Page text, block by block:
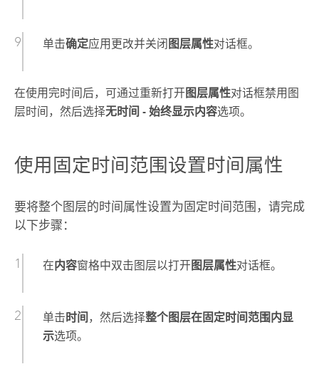
单击确定应用更改并关闭 图层属性对话框。
在使用完时间后，可通过重新打开 图层属性对话框禁用图
层时间，然后选择无时间 - 始终显示内容选项。
使用固定时间范围设置时间属性
要将整个图层的时间属性设置为固定时间范围，请完成
以下步骤：
在内容窗格中双击图层以打开 图层属性对话框。
单击 时间 ，然后选择整个图层在固定时间范围内显
示选项。